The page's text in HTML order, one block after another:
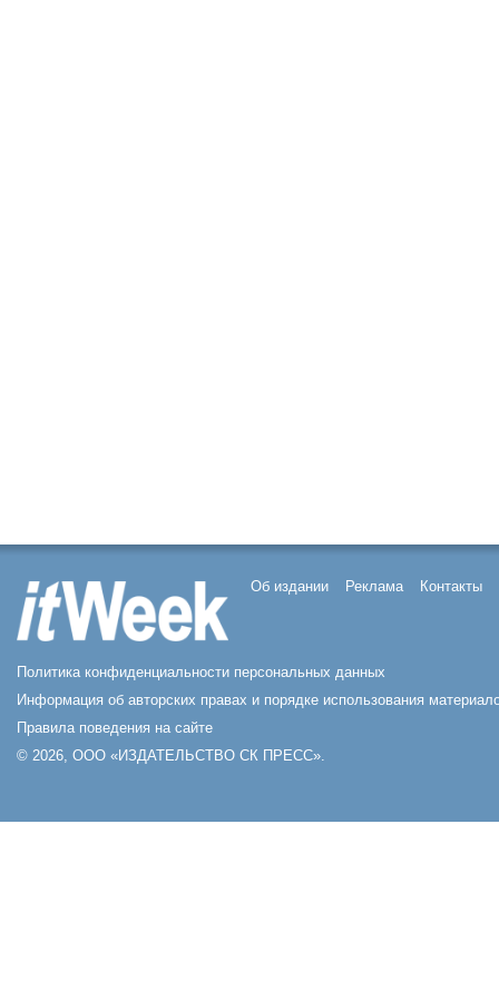
Об издании Реклама Контакты
Политика конфиденциальности персональных данных
Информация об авторских правах и порядке использования
Правила поведения на сайте
© 2026, ООО «ИЗДАТЕЛЬСТВО СК ПРЕСС».